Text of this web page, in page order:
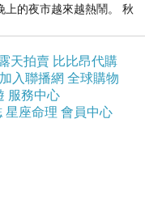
上的夜市越來越熱鬧。 秋
熱。。。
天拍賣 比比昂代購
加入聯播網 全球購物
服務中心
星座命理 會員中心